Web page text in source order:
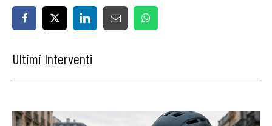
Ultimi Interventi